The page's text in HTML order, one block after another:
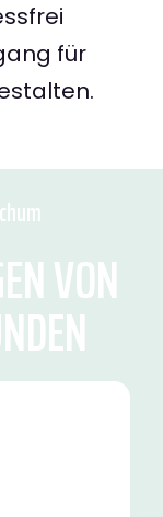
für
VON